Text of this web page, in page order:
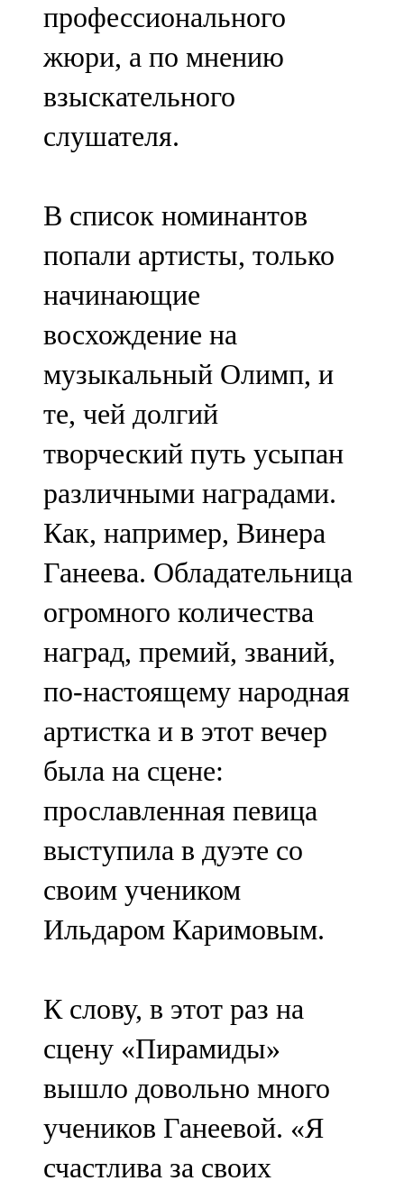
профессионального
жюри, а по мнению
взыскательного
слушателя.
В список номинантов
попали артисты, только
начинающие
восхождение на
музыкальный Олимп, и
те, чей долгий
творческий путь усыпан
различными наградами.
Как, например, Винера
Ганеева. Обладательница
огромного количества
наград, премий, званий,
по-настоящему народная
артистка и в этот вечер
была на сцене:
прославленная певица
выступила в дуэте со
своим учеником
Ильдаром Каримовым.
К слову, в этот раз на
сцену «Пирамиды»
вышло довольно много
учеников Ганеевой. «Я
счастлива за своих